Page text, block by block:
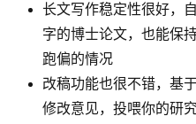
长文写作稳定性很好，
字的博士论文，也能保
跑偏的情况
改稿功能也很不错，基
修改意见，投喂你的研